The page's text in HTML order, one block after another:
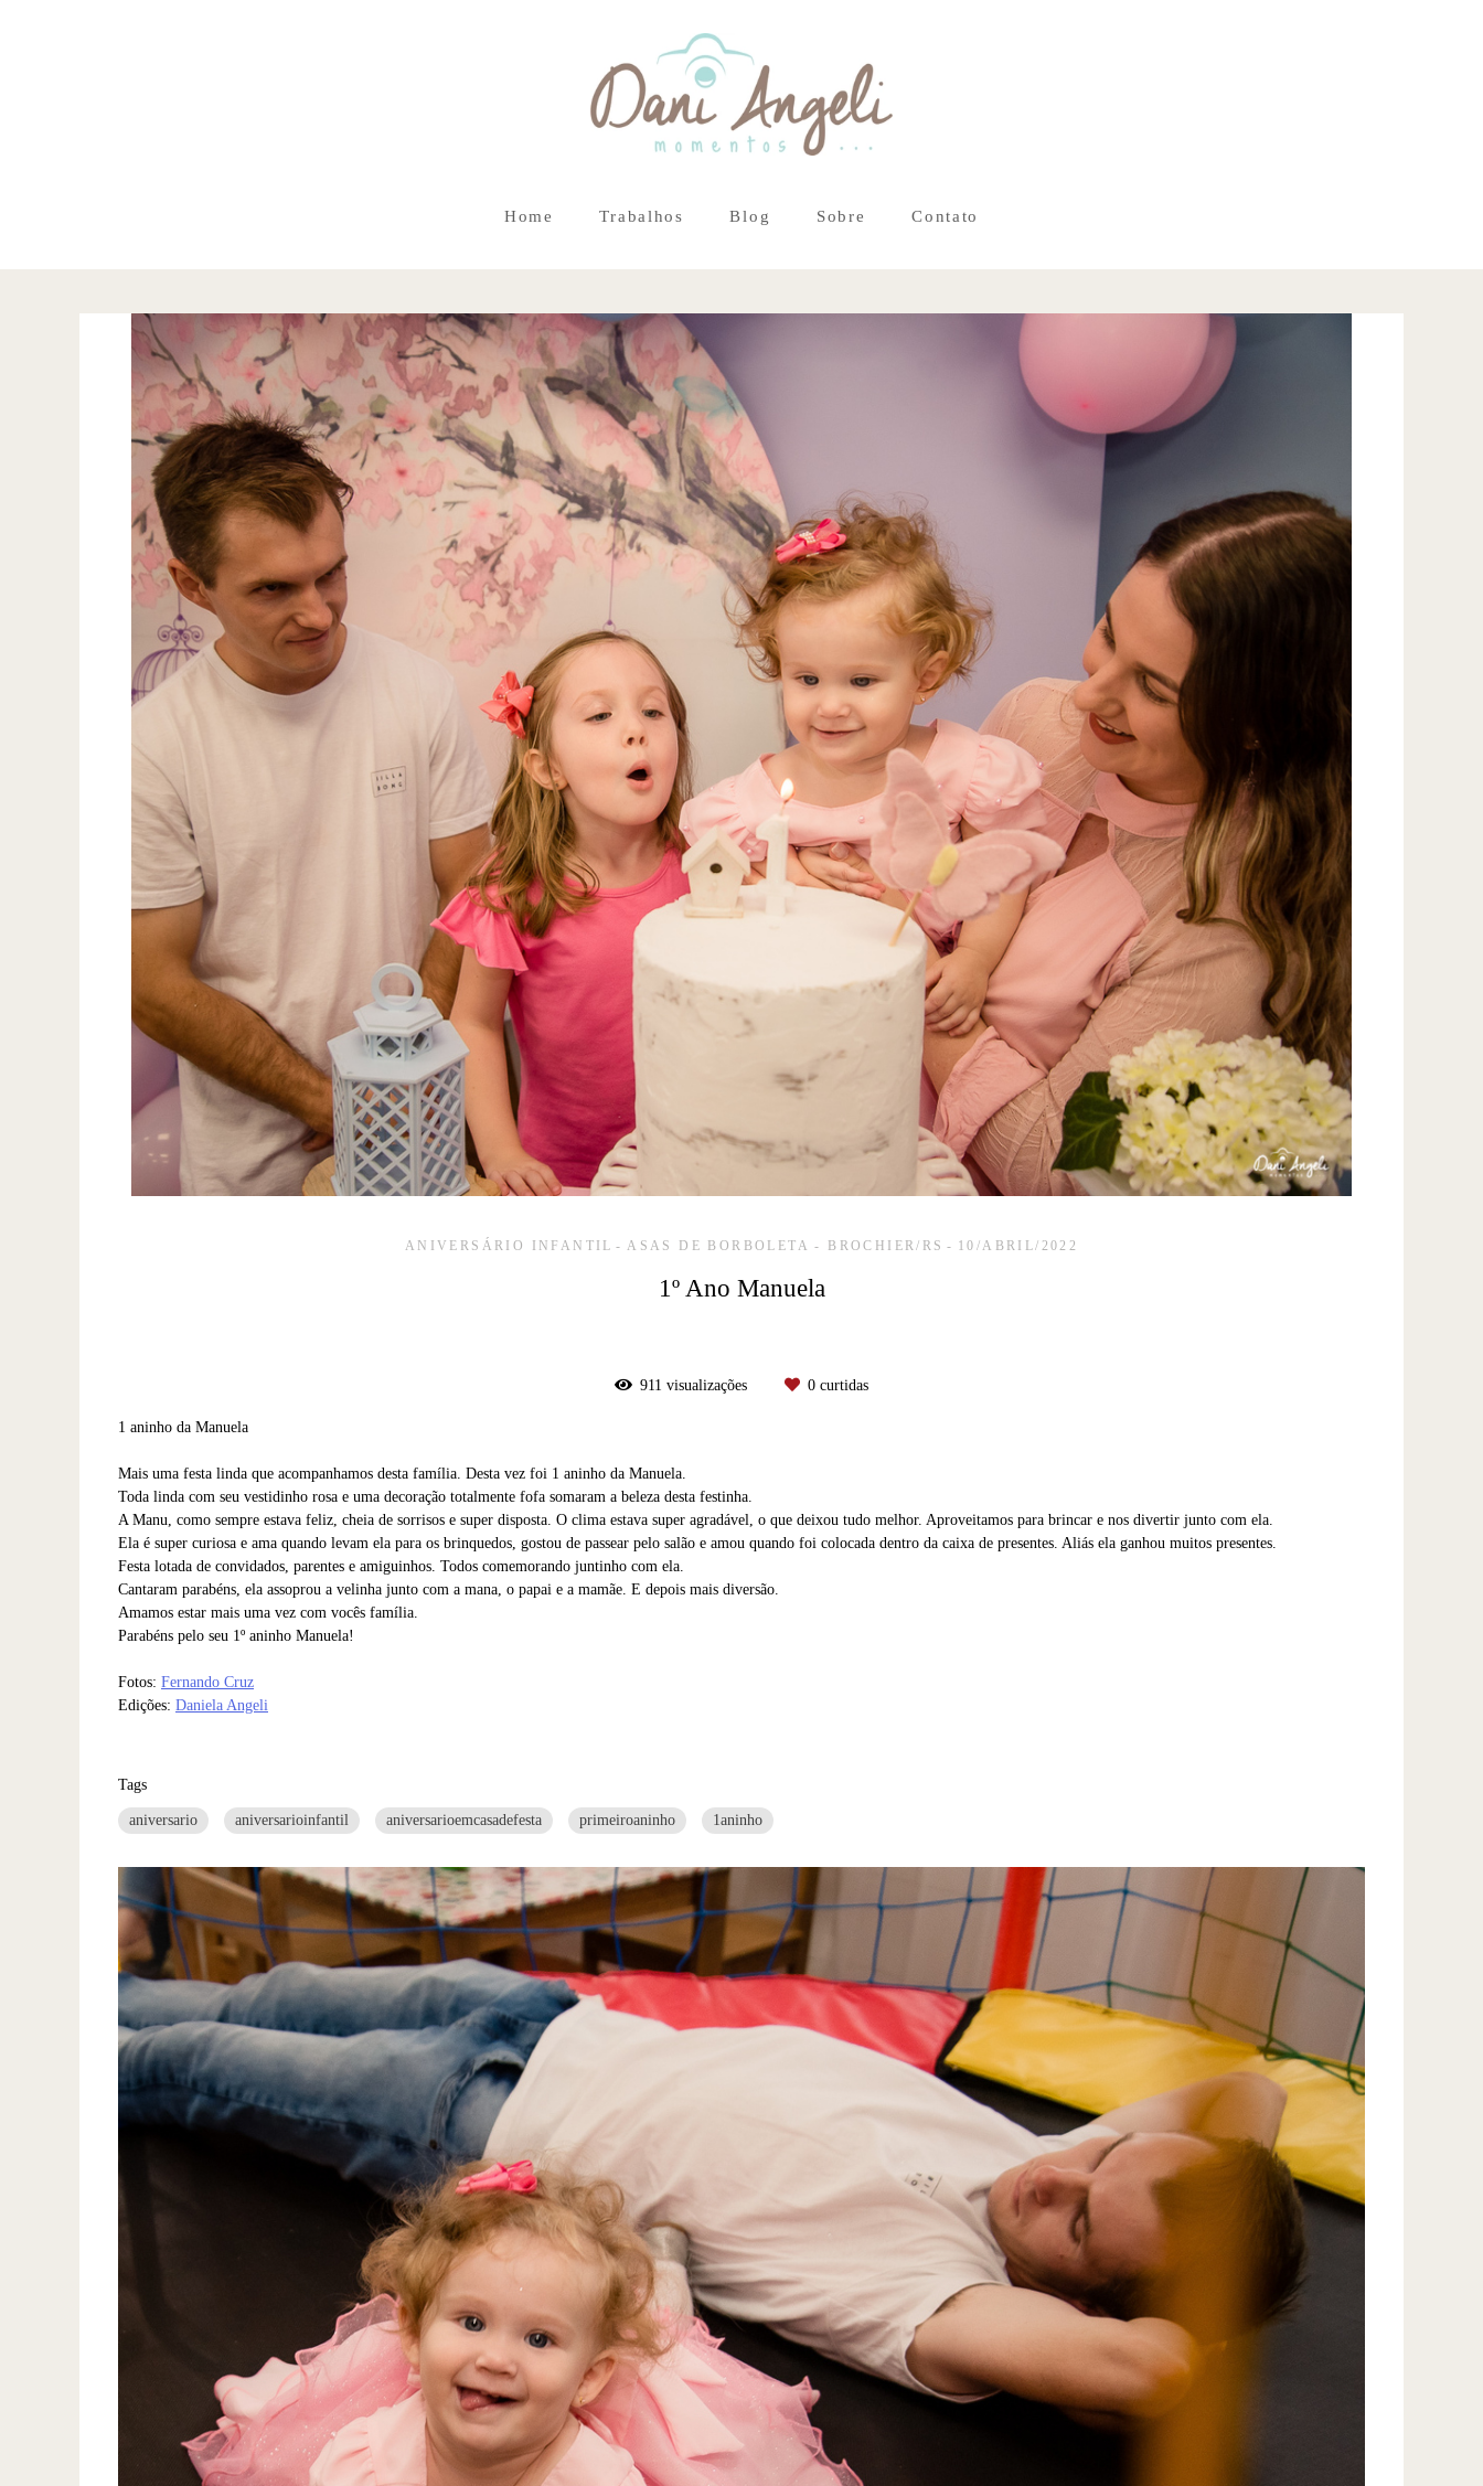
Home Trabalhos Blog Sobre Contato
ANIVERSÁRIO INFANTIL ASAS DE BORBOLETA - BROCHIER/RS 10/ABRIL/2022
1º Ano Manuela
911 visualizações 0 curtidas
1 aninho da Manuela
Mais uma festa linda que acompanhamos desta família. Desta vez foi 1 aninho da Manuela.
Toda linda com seu vestidinho rosa e uma decoração totalmente fofa somaram a beleza desta festinha.
A Manu, como sempre estava feliz, cheia de sorrisos e super disposta. O clima estava super agradável, o que deixou tudo melhor. Aproveitamos para brincar e nos divertir junto com ela.
Ela é super curiosa e ama quando levam ela para os brinquedos, gostou de passear pelo salão e amou quando foi colocada dentro da caixa de presentes. Aliás ela ganhou muitos presentes.
Festa lotada de convidados, parentes e amiguinhos. Todos comemorando juntinho com ela.
Cantaram parabéns, ela assoprou a velinha junto com a mana, o papai e a mamãe. E depois mais diversão.
Amamos estar mais uma vez com vocês família.
Parabéns pelo seu 1º aninho Manuela!
Fotos: Fernando Cruz
Edições: Daniela Angeli
Tags
aniversario aniversarioinfantil aniversarioemcasadefesta primeiroaninho 1aninho